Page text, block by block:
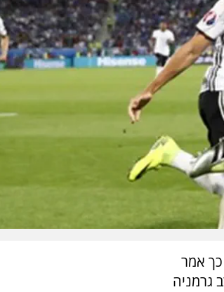
כך אמר
גרמניה